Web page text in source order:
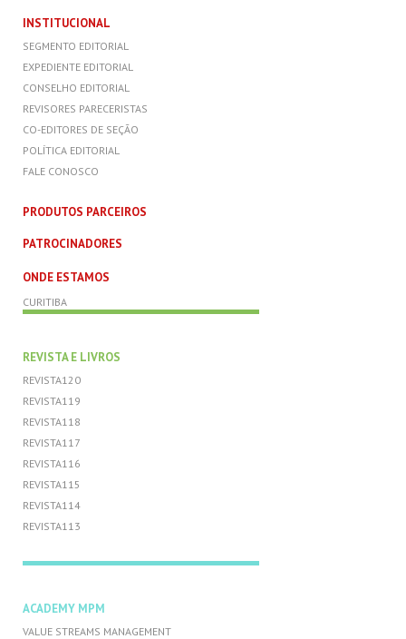
INSTITUCIONAL
SEGMENTO EDITORIAL
EXPEDIENTE EDITORIAL
CONSELHO EDITORIAL
REVISORES PARECERISTAS
CO-EDITORES DE SEÇÃO
POLÍTICA EDITORIAL
FALE CONOSCO
PRODUTOS PARCEIROS
PATROCINADORES
ONDE ESTAMOS
CURITIBA
REVISTA E LIVROS
REVISTA120
REVISTA119
REVISTA118
REVISTA117
REVISTA116
REVISTA115
REVISTA114
REVISTA113
ACADEMY MPM
VALUE STREAMS MANAGEMENT